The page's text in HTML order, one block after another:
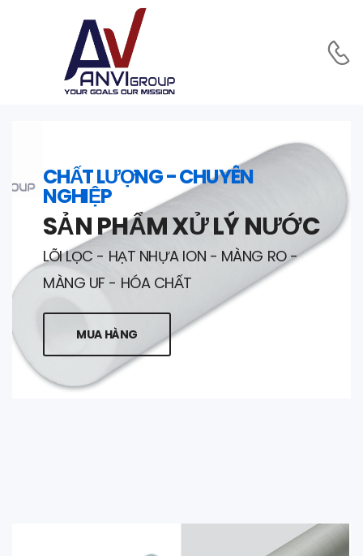
CHẤT LƯỢNG - CHUYÊN
NGHIỆP
SẢN PHẨM XỬ LÝ NƯỚC
LÕI LỌC - HẠT NHỰA ION - MÀNG RO -
MÀNG UF - HÓA CHẤT
MUA HÀNG